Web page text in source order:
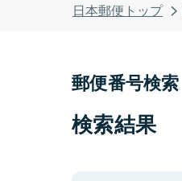
日本郵便トップ
郵便番号検索
検索結果